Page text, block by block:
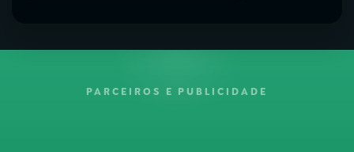
PARCEIROS E PUBLICIDADE